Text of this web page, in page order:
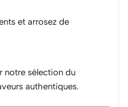
et arrosez de
notre sélection du
authentiques.